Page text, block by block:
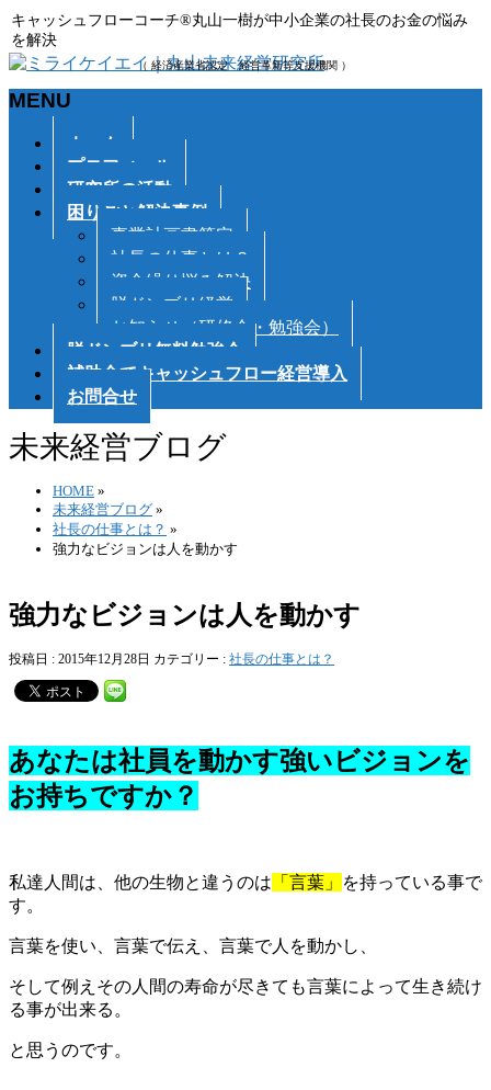
キャッシュフローコーチ®丸山一樹が中小企業の社長のお金の悩み
を解決
（ 経済産業省認定 経営革新等支援機関 ）
MENU
ホーム
プロフィール
研究所の活動
困りごと解決事例
事業計画書策定
社長の仕事とは？
資金繰り悩み解決
脱ドンブリ経営
お知らせ（研修会・勉強会）
脱ドンブリ無料勉強会
補助金でキャッシュフロー経営導入
お問合せ
未来経営ブログ
HOME »
未来経営ブログ »
社長の仕事とは？ »
強力なビジョンは人を動かす
強力なビジョンは人を動かす
投稿日 : 2015年12月28日 カテゴリー : 社長の仕事とは？
あなたは社員を動かす強いビジョンを
お持ちですか？
私達人間は、他の生物と違うのは 「言葉」
を持っている事で
す。
言葉を使い、言葉で伝え、言葉で人を動かし、
そして例えその人間の寿命が尽きても言葉によって生き続け
る事が出来る。
と思うのです。